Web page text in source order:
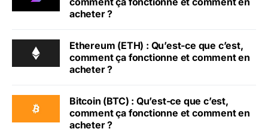
acheter ?
Ethereum (ETH) : Qu’est-ce que c’est,
comment ça fonctionne et comment en
acheter ?
Bitcoin (BTC) : Qu’est-ce que c’est,
comment ça fonctionne et comment en
acheter ?